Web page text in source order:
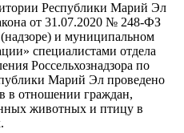
Республики Марий Эл
от 31.07.2020 № 248-ФЗ
и муниципальном
специалистами отдела
Россельхознадзора по
Марий Эл проведено
в отношении граждан,
животных и птицу в